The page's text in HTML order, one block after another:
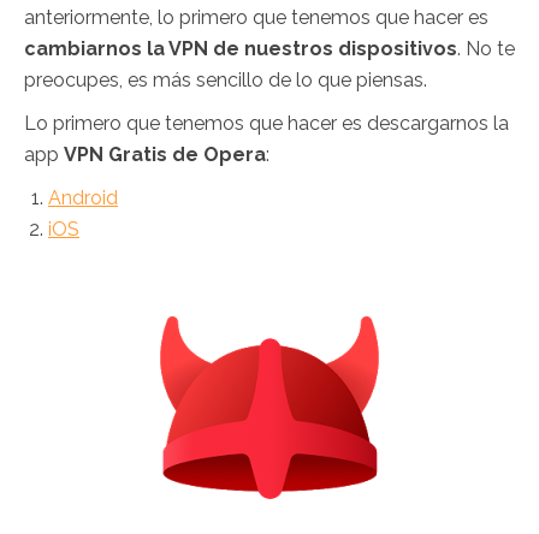
anteriormente, lo primero que tenemos que hacer es
cambiarnos la VPN de nuestros dispositivos. No te
preocupes, es más sencillo de lo que piensas.
Lo primero que tenemos que hacer es descargarnos la
app VPN Gratis de Opera:
Android
iOS